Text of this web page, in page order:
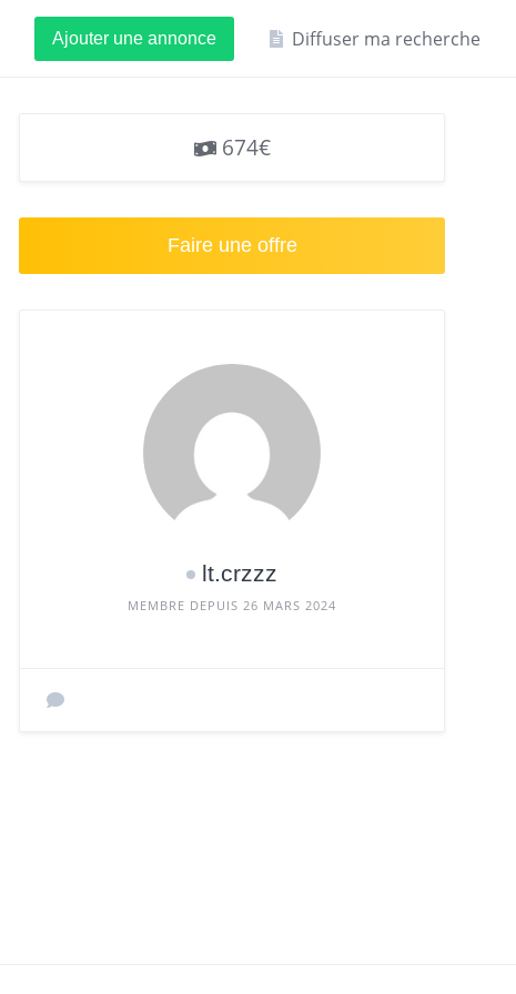
Ajouter une annonce Diffuser ma recherche
674€
Faire une offre
lt.crzzz
MEMBRE DEPUIS 26 MARS 2024